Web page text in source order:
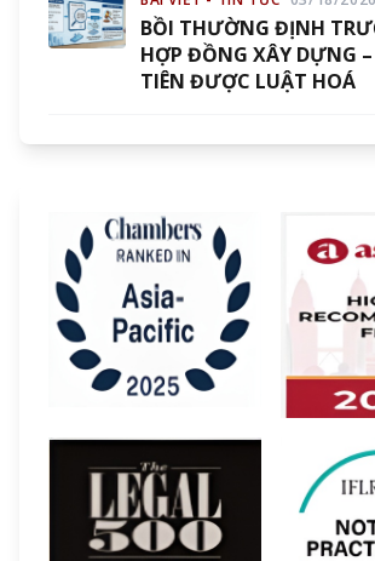
BỒI THƯỜNG ĐỊNH
HỢP ĐỒNG XÂY DỰNG
TIÊN ĐƯỢC LUẬT HOÁ